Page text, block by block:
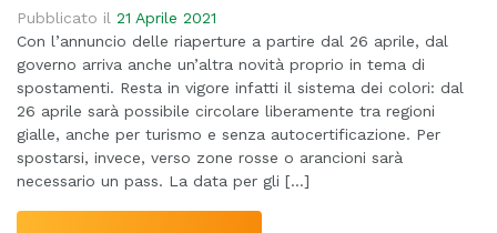
Pubblicato il 21 Aprile 2021
Con l’annuncio delle riaperture a partire dal 26 aprile, dal
governo arriva anche un’altra novità proprio in tema di
spostamenti. Resta in vigore infatti il sistema dei colori: dal
26 aprile sarà possibile circolare liberamente tra regioni
gialle, anche per turismo e senza autocertificazione. Per
spostarsi, invece, verso zone rosse o arancioni sarà
necessario un pass. La data per gli […]